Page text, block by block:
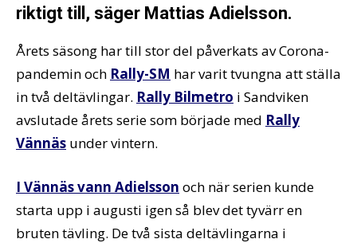
riktigt till, säger Mattias Adielsson.
Årets säsong har till stor del påverkats av Corona-
pandemin och Rally-SM har varit tvungna att ställa
in två deltävlingar. Rally Bilmetro i Sandviken
avslutade årets serie som började med Rally
Vännäs under vintern.
I Vännäs vann Adielsson och när serien kunde
starta upp i augusti igen så blev det tyvärr en
bruten tävling. De två sista deltävlingarna i